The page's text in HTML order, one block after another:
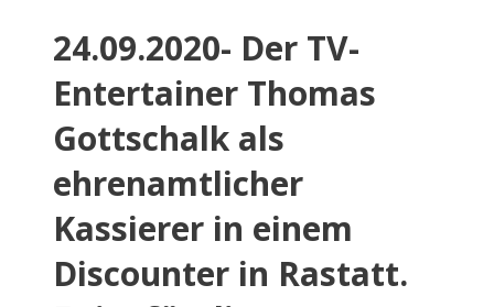
24.09.2020- Der TV-
Entertainer Thomas
Gottschalk als
ehrenamtlicher
Kassierer in einem
Discounter in Rastatt.